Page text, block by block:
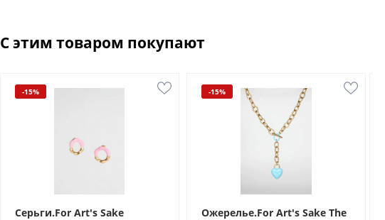
С этим товаром покупают
-15%
Серьги.For Art's Sake
-15%
Ожерелье.For Art's Sake The